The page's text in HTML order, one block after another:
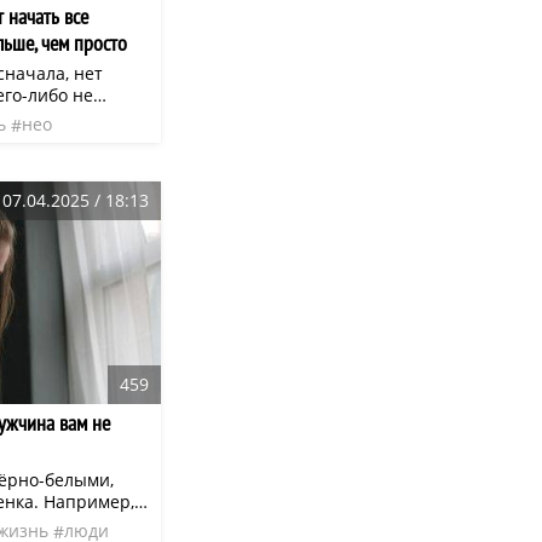
все
чем просто
нет
либо не
листа — это
историю.
жизнь.
нео
07.04.2025 / 18:13
459
вам не
белыми,
Например,
милым и
люди